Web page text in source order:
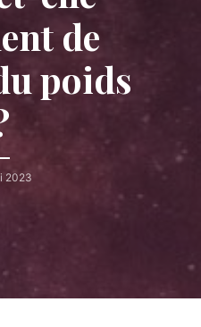
de
poids
2023